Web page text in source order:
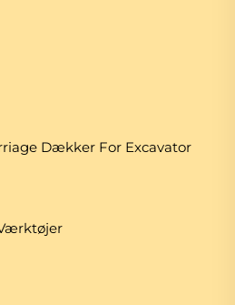
Dækker For Excavator